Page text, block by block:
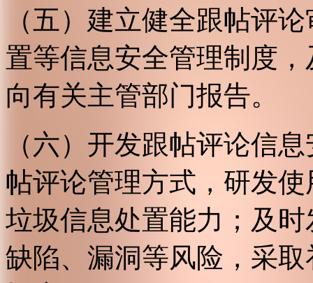
（五）建立健全跟帖评
置等信息安全管理制度
向有关主管部门报告。
（六）开发跟帖评论信
帖评论管理方式，研发
垃圾信息处置能力；及
缺陷、漏洞等风险，采